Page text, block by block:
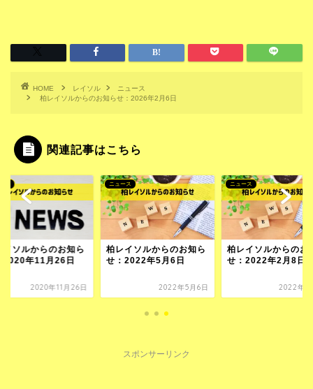
HOME レイソル
ニュース
柏レイソルからのお知らせ：2026年2月6日
関連記事はこちら
イソルからのお知ら
2020年11月26日
2020年11月26日
ニュース
柏レイソルからのお知ら
せ：2022年5月6日
2022年5月6日
ニュース
柏レイソルからのお
せ：2022年2月8日
2022年2
スポンサーリンク